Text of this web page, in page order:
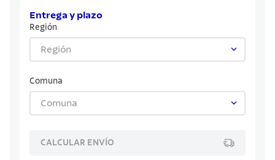
Entrega y plazo
Región
Región
Comuna
Comuna
CALCULAR ENVÍO